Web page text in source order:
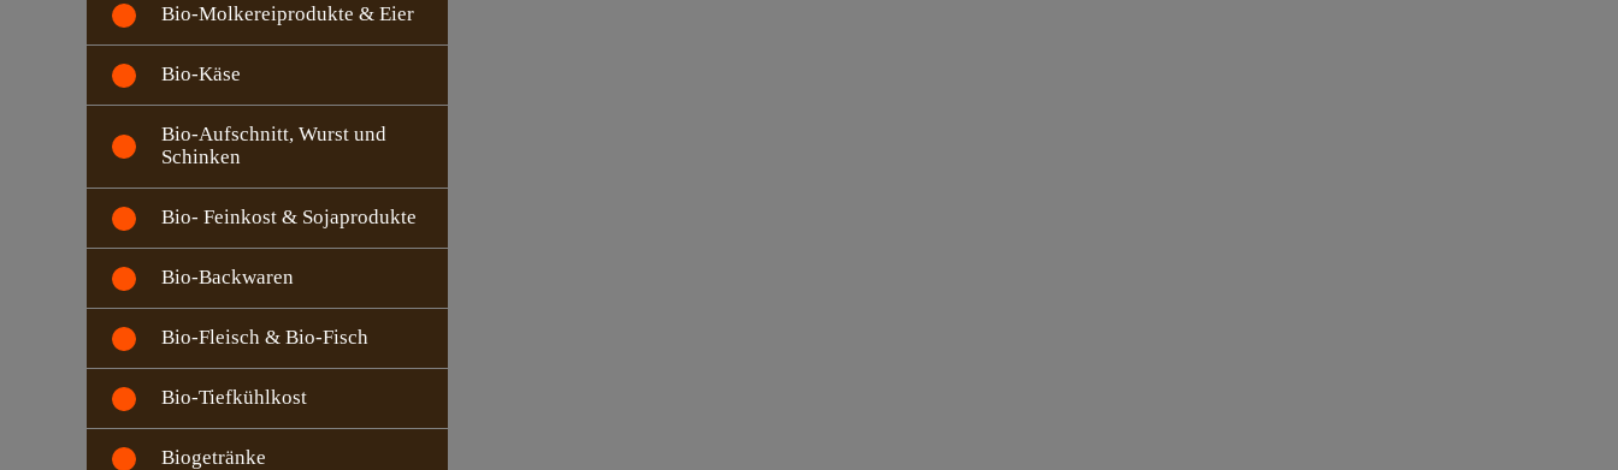
Bio-Molkereiprodukte & Eier
Bio-Käse
Bio-Aufschnitt, Wurst und
Schinken
Bio- Feinkost & Sojaprodukte
Bio-Backwaren
Bio-Fleisch & Bio-Fisch
Bio-Tiefkühlkost
Biogetränke